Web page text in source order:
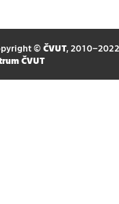
© ČVUT, 2010–2022
ČVUT